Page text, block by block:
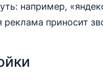
например,
реклама приносит